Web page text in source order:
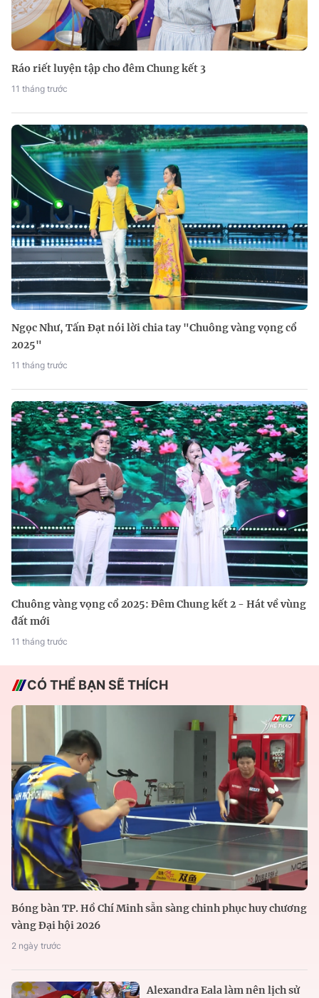
Ráo riết luyện tập cho đêm Chung kết 3
11 tháng trước
Ngọc Như, Tấn Đạt nói lời chia tay "Chuông vàng vọng cổ
2025"
11 tháng trước
Chuông vàng vọng cổ 2025: Đêm Chung kết 2 - Hát về vùng
đất mới
11 tháng trước
CÓ THỂ BẠN SẼ THÍCH
Bóng bàn TP. Hồ Chí Minh sẵn sàng chinh phục huy chương
vàng Đại hội 2026
2 ngày trước
Alexandra Eala làm nên lịch sử